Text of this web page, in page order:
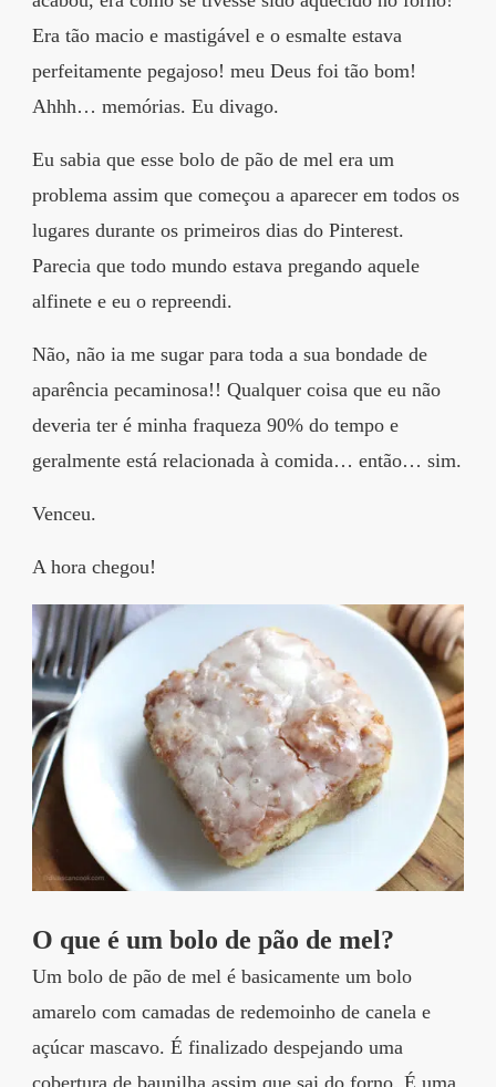
Era tão macio e mastigável e o esmalte estava
perfeitamente pegajoso! meu Deus foi tão bom!
Ahhh… memórias. Eu divago.
Eu sabia que esse bolo de pão de mel era um
problema assim que começou a aparecer em todos os
lugares durante os primeiros dias do Pinterest.
Parecia que todo mundo estava pregando aquele
alfinete e eu o repreendi.
Não, não ia me sugar para toda a sua bondade de
aparência pecaminosa!! Qualquer coisa que eu não
deveria ter é minha fraqueza 90% do tempo e
geralmente está relacionada à comida… então… sim.
Venceu.
A hora chegou!
O que é um bolo de pão de mel?
Um bolo de pão de mel é basicamente um bolo
amarelo com camadas de redemoinho de canela e
açúcar mascavo. É finalizado despejando uma